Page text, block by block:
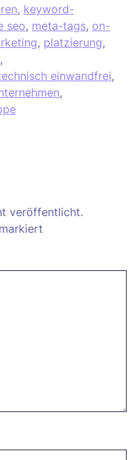
, keyword-
seo, meta-tags, on-
, platzierung,
,
einwandfrei,
,
veröffentlicht.
markiert